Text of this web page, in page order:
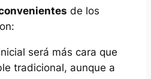
de los
será más cara que
tradicional, aunque a